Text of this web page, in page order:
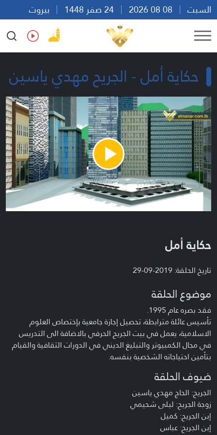
السبت
بيروت
10:18
Ar En Fr Es
حكاية أمل - الجريح مهدي ياسين
Play
Video
حكاية أمل
تاريخ الحلقة: 2019-09-29
موضوع الحلقة
فقد بصره عام 1995.
تأسيس عائلة مترابطة، تحصيل إجازة جامعية بإختصاص العلوم
الاسلامية، يعمل في بيت الجريح الحرفي بالاضافة الى التدريس
في مجال الكمبيوتر والتبليغ الديني في الدورات الثقافية والقيام
بتأمين احتياجاته الشخصية بنفسه.
ضيوف الحلقة
الجريح: الحاج مهدي ياسين
زوجة الجريح: ليلى شحيمي
إبن الجريح: كميل
إبن الجريح: عباس